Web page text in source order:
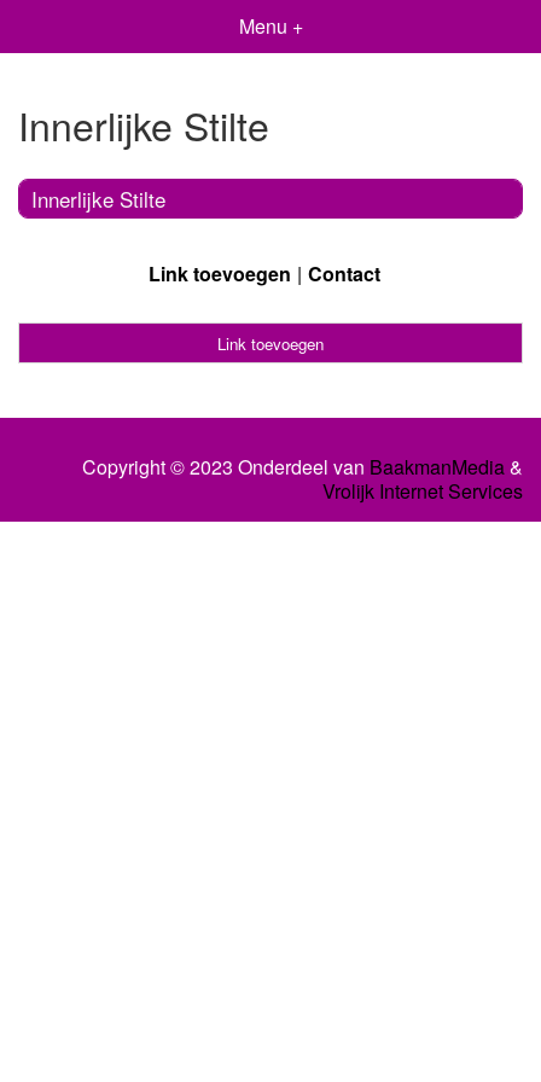
Menu +
Innerlijke Stilte
Innerlijke Stilte
Link toevoegen Contact
Link toevoegen
Copyright © 2023 Onderdeel van BaakmanMedia&
Vrolijk Internet Services